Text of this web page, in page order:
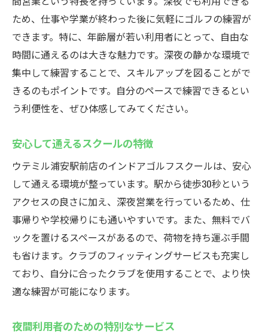
ため、仕事や学業が終わった後に気軽にゴルフの練習が
できます。特に、年齢層が若い利用者にとって、自由な
時間に通えるのは大きな魅力です。深夜の静かな環境で
集中して練習することで、スキルアップを図ることがで
きるのもポイントです。自分のペースで練習できるとい
う利便性を、ぜひ体感してみてください。
安心して通えるスクールの特徴
ウテミル浦安駅前店のインドアゴルフスクールは、安心
して通える環境が整っています。駅から徒歩30秒という
アクセスの良さに加え、深夜営業を行っているため、仕
事帰りや学校帰りにも通いやすいです。また、無料でバ
ックを置けるスペースがあるので、荷物を持ち運ぶ手間
も省けます。クラブのフィッティングサービスも充実し
ており、自分に合ったクラブを使用することで、より快
適な練習が可能になります。
夜間利用者のための特別なサービス